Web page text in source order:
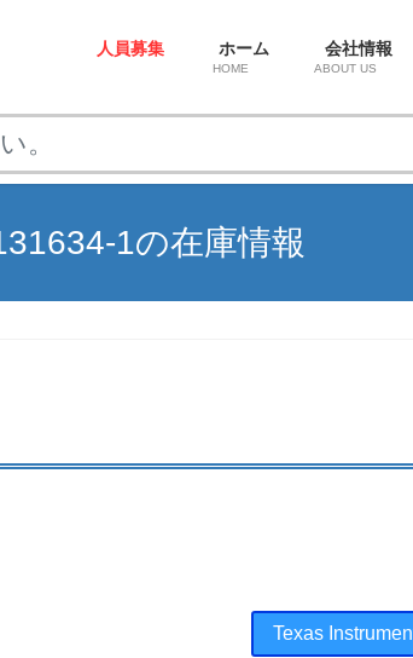
人員募集 ホーム
HOME
会社情報
ABOUT US
1の在庫情報
Texas